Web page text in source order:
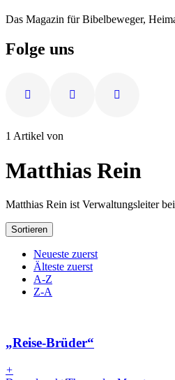
Das Magazin für Bibelbeweger,
Folge uns
1 Artikel von
Matthias Rein
Matthias Rein ist Verwaltungsleiter
Sortieren
Neueste zuerst
Älteste zuerst
A-Z
Z-A
„Reise-Brüder“
+